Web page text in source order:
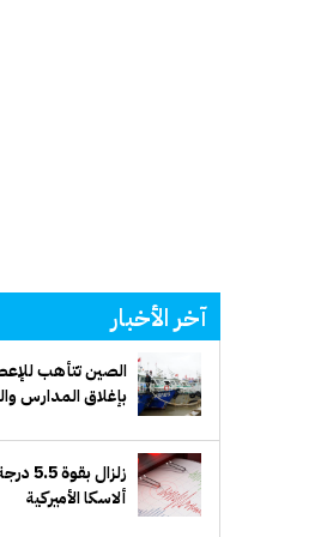
آخر الأخبار
الصين تتأهب
بإغلاق المدارس
زلزال
ألاسكا الأميركية